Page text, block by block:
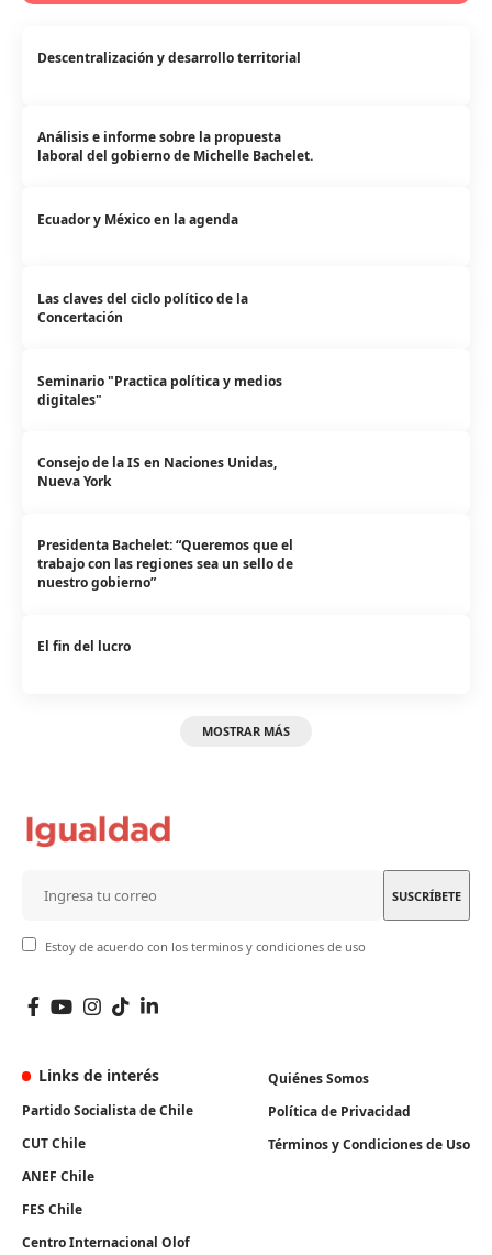
Descentralización y desarrollo territorial
Análisis e informe sobre la propuesta
laboral del gobierno de Michelle Bachelet.
Ecuador y México en la agenda
Las claves del ciclo político de la
Concertación
Seminario "Practica política y medios
digitales"
Consejo de la IS en Naciones Unidas,
Nueva York
Presidenta Bachelet: “Queremos que el
trabajo con las regiones sea un sello de
nuestro gobierno”
El fin del lucro
MOSTRAR MÁS
Estoy de acuerdo con los terminos y condiciones de uso
Links de interés
Partido Socialista de Chile
CUT Chile
ANEF Chile
FES Chile
Centro Internacional Olof
Quiénes Somos
Política de Privacidad
Términos y Condiciones de Uso